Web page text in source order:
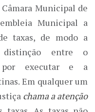
Municipal de
Municipal a
taxas, de modo a
entre o
por executar e a
Em qualquer um
chama a atenção